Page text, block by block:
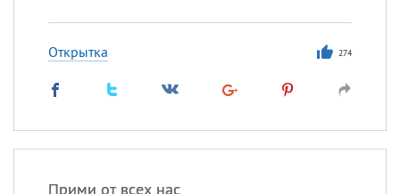
Открытка 274
Прими от всех нас